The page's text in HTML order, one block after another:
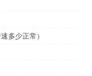
多少正常）